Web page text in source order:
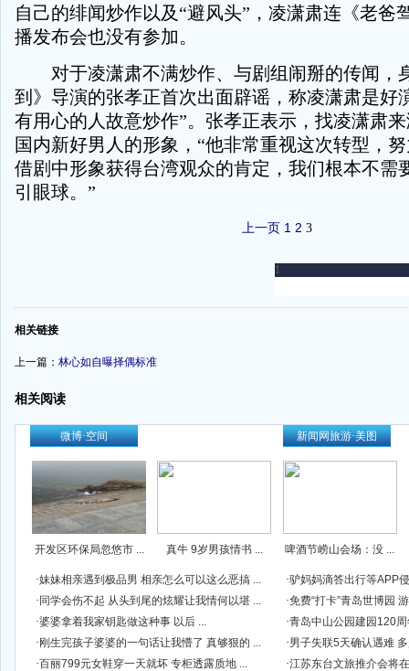
自己的绯闻炒作以及“避风头”，凌潇肃连《老爸
播发布会也没有参加。
对于凌潇肃不满炒作、与剧组闹掰的传闻，
到》导演的张孝正首次出面辟谣，称凌潇肃是好
有用心的人故意炒作”。张孝正表示，找凌潇肃
国内新好男人的形象，“他非常重视这次转型，
借剧中形象获得台湾观众的肯定，我们根本不需
引眼球。”
上一页 1 2 3
-
相关链接
上一篇： 林心如自曝择偶标准
相关阅读